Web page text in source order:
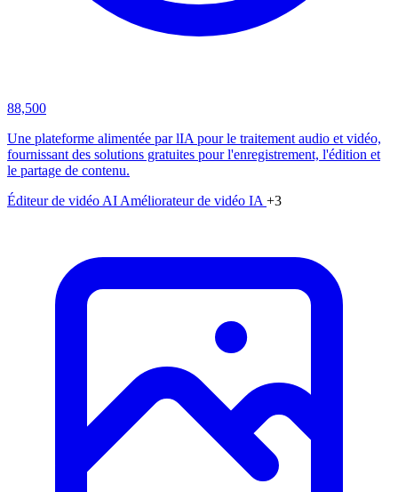
88,500
Une plateforme alimentée par lIA pour le traitement audio et vidéo,
fournissant des solutions gratuites pour l'enregistrement, l'édition et
le partage de contenu.
Éditeur de vidéo AI Améliorateur de vidéo IA +3